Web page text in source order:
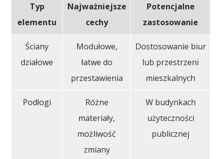
Typ
elementu
Najważniejsze
cechy
Potencjalne
zastosowanie
Ściany
działowe
Modułowe,
łatwe do
przestawienia
Dostosowanie biur
lub przestrzeni
mieszkalnych
Podłogi
Różne
materiały,
możliwość
zmiany
W budynkach
użyteczności
publicznej